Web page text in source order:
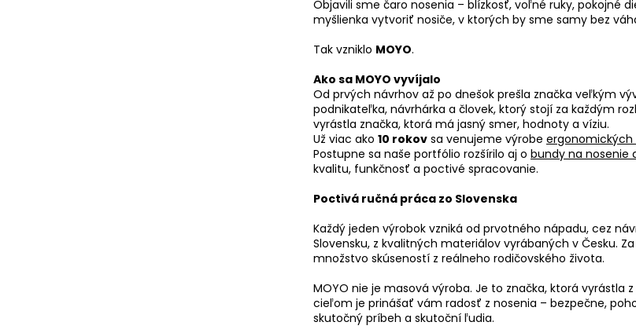
Objavili sme čaro nosenia – blízkosť, voľné ruky, pokojné
myšlienka vytvoriť nosiče, v ktorých by sme samy bez
Tak vzniklo MOYO.
Ako sa MOYO vyvíjalo
Od prvých návrhov až po dnešok prešla značka veľkým
podnikateľka, návrhárka a človek, ktorý stojí za každým
vyrástla značka, ktorá má jasný smer, hodnoty a víziu.
Už viac ako 10 rokov sa venujeme výrobe ergonomických
Postupne sa naše portfólio rozšírilo aj o bundy na nosenie
kvalitu, funkčnosť a poctivé spracovanie.
Poctivá ručná práca zo Slovenska
Každý jeden výrobok vzniká od prvotného nápadu, cez
Slovensku, z kvalitných materiálov vyrábaných v Česku.
množstvo skúseností z reálneho rodičovského života.
MOYO nie je masová výroba. Je to značka, ktorá
cieľom je prinášať vám radosť z nosenia – bezpečne,
skutočný príbeh a skutoční ľudia.